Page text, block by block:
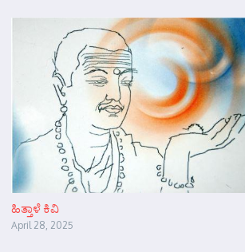
ಹಿತ್ತಾಳೆ ಕಿವಿ
April 28, 2025